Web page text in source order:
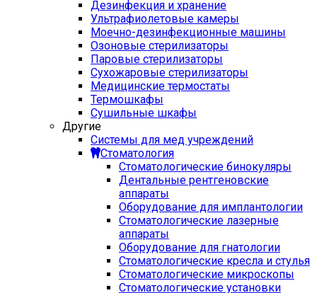
Дезинфекция и хранение
Ультрафиолетовые камеры
Моечно-дезинфекционные машины
Озоновые стерилизаторы
Паровые стерилизаторы
Сухожаровые стерилизаторы
Медицинские термостаты
Термошкафы
Сушильные шкафы
Другие
Системы для мед учреждений
Стоматология
Стоматологические бинокуляры
Дентальные рентгеновские
аппараты
Оборудование для имплантологии
Стоматологические лазерные
аппараты
Оборудование для гнатологии
Стоматологические кресла и стулья
Стоматологические микроскопы
Стоматологические установки